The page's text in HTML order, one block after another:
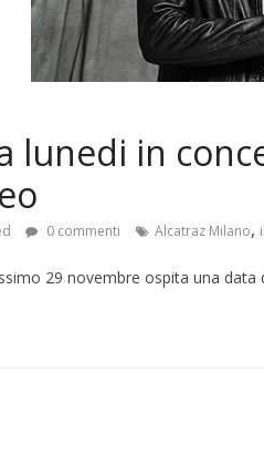
lunedi in
0 commenti Alcatraz Milano,
29 novembre ospita una